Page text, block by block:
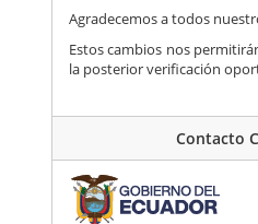
Agradecemos a todos
Estos cambios nos
la posterior verificación
Contacto